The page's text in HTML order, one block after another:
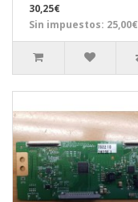
30,25€
Sin impuestos: 25,00€